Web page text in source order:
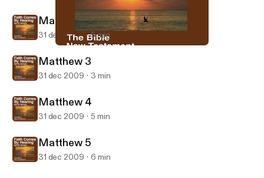
Bete-Bendi Bible (Dramatized)
Matthew 2
31 dec 2009 5 min
Matthew 3
31 dec 2009 3 min
Matthew 4
31 dec 2009 5 min
Matthew 5
31 dec 2009 6 min